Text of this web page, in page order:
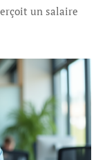
un salaire